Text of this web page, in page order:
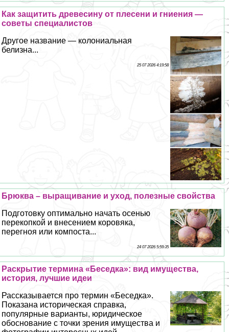
Как защитить древесину от плесени и гниения —
советы специалистов
Другое название — колониальная
белизна...
25 07 2026 4:19:58
Брюква – выращивание и уход, полезные свойства
Подготовку оптимально начать осенью
перекопкой и внесением коровяка,
перегноя или компоста...
24 07 2026 5:59:35
Раскрытие термина «Беседка»: вид имущества,
история, лучшие идеи
Рассказывается про термин «Беседка».
Показана историческая справка,
популярные варианты, юридическое
обоснование с точки зрения имущества и